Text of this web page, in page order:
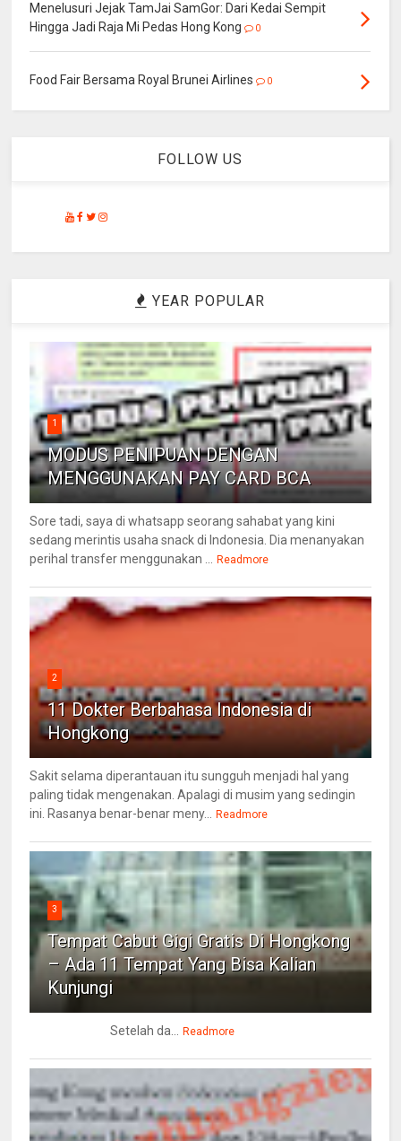
Menelusuri Jejak TamJai SamGor: Dari Kedai Sempit
Hingga Jadi Raja Mi Pedas Hong Kong
0
Food Fair Bersama Royal Brunei Airlines 0
FOLLOW US
YEAR POPULAR
1
MODUS PENIPUAN DENGAN
MENGGUNAKAN PAY CARD BCA
Sore tadi, saya di whatsapp seorang sahabat yang kini
sedang merintis usaha snack di Indonesia. Dia menanyakan
perihal transfer menggunakan ... Readmore
2
11 Dokter Berbahasa Indonesia di
Hongkong
Sakit selama diperantauan itu sungguh menjadi hal yang
paling tidak mengenakan. Apalagi di musim yang sedingin
ini. Rasanya benar-benar meny... Readmore
3
Tempat Cabut Gigi Gratis Di Hongkong
– Ada 11 Tempat Yang Bisa Kalian
Kunjungi
Setelah da... Readmore